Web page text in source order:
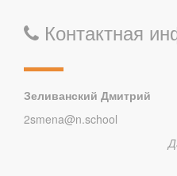
Контактная
Зеливанский Дмитрий
2smena@n.school